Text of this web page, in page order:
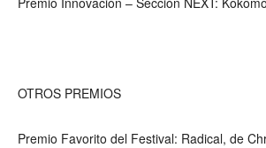
OTROS PREMIOS
Premio Favorito del Festival: Radical, de